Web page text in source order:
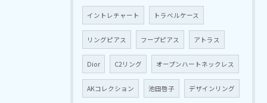
イントレチャート トラベルケース
リングピアス フープピアス アトラス
Dior C2リング オープンハートネックレス
AKコレクション 池田啓子 デザインリング